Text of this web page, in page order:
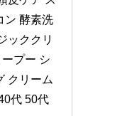
ン 酵素洗
ッククリ
プー シ
クリーム
代 50代